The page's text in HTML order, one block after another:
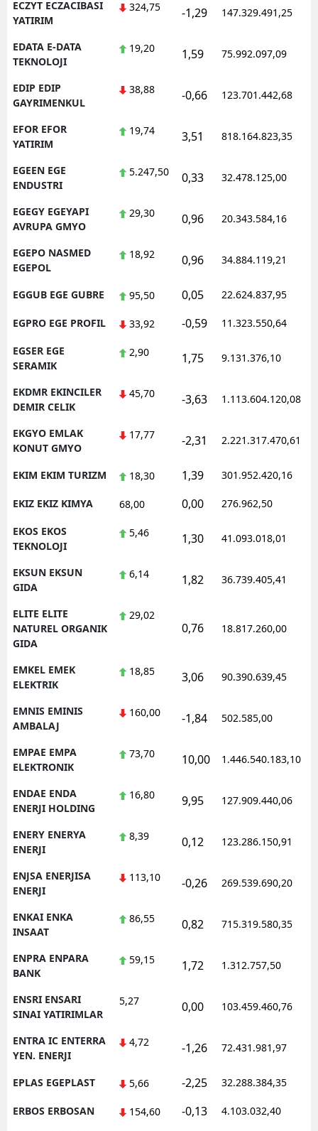
ECZYT ECZACIBASI
YATIRIM
324,75 -1,29 147.329.491,25
EDATA E-DATA
TEKNOLOJI
19,20 1,59 75.992.097,09
EDIP EDIP
GAYRIMENKUL
38,88 -0,66 123.701.442,68
EFOR EFOR
YATIRIM
19,74 3,51 818.164.823,35
EGEEN EGE
ENDUSTRI
5.247,50 0,33 32.478.125,00
EGEGY EGEYAPI
AVRUPA GMYO
29,30 0,96 20.343.584,16
EGEPO NASMED
EGEPOL
18,92 0,96 34.884.119,21
EGGUB EGE GUBRE 95,50 0,05 22.624.837,95
EGPRO EGE PROFIL 33,92 -0,59 11.323.550,64
EGSER EGE
SERAMIK
2,90 1,75 9.131.376,10
EKDMR EKINCILER
DEMIR CELIK
45,70 -3,63 1.113.604.120,08
EKGYO EMLAK
KONUT GMYO
17,77 -2,31 2.221.317.470,61
EKIM EKIM TURIZM 18,30 1,39 301.952.420,16
EKIZ EKIZ KIMYA 68,00 0,00 276.962,50
EKOS EKOS
TEKNOLOJI
5,46 1,30 41.093.018,01
EKSUN EKSUN
GIDA
6,14 1,82 36.739.405,41
ELITE ELITE
NATUREL ORGANIK
GIDA
29,02
0,76 18.817.260,00
EMKEL EMEK
ELEKTRIK
18,85 3,06 90.390.639,45
EMNIS EMINIS
AMBALAJ
160,00 -1,84 502.585,00
EMPAE EMPA
ELEKTRONIK
73,70 10,00 1.446.540.183,10
ENDAE ENDA
ENERJI HOLDING
16,80 9,95 127.909.440,06
ENERY ENERYA
ENERJI
8,39 0,12 123.286.150,91
ENJSA ENERJISA
ENERJI
113,10 -0,26 269.539.690,20
ENKAI ENKA
INSAAT
86,55 0,82 715.319.580,35
ENPRA ENPARA
BANK
59,15 1,72 1.312.757,50
ENSRI ENSARI
SINAI YATIRIMLAR
5,27 0,00 103.459.460,76
ENTRA IC ENTERRA
YEN. ENERJI
4,72 -1,26 72.431.981,97
EPLAS EGEPLAST 5,66 -2,25 32.288.384,35
ERBOS ERBOSAN 154,60 -0,13 4.103.032,40